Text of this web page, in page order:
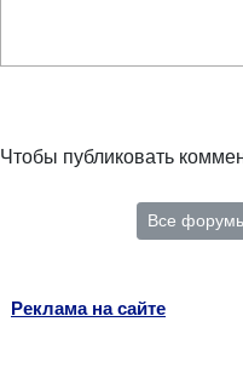
Чтобы публиковать
Все
Реклама на сайте